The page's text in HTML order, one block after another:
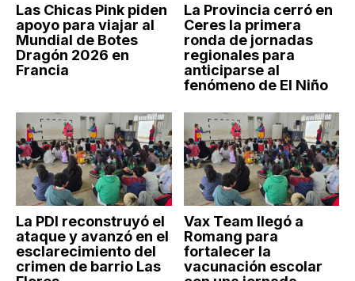
Las Chicas Pink piden
apoyo para viajar al
Mundial de Botes
Dragón 2026 en
Francia
La Provincia cerró en
Ceres la primera
ronda de jornadas
regionales para
anticiparse al
fenómeno de El Niño
La PDI reconstruyó el
ataque y avanzó en el
esclarecimiento del
crimen de barrio Las
Vax Team llegó a
Romang para
fortalecer la
vacunación escolar